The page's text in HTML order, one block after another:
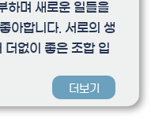
하며 새로운 일들을
아합니다. 서로의 생
더없이 좋은 조합 입
더보기